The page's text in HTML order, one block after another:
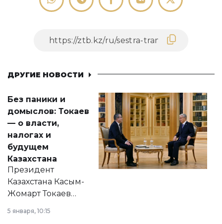
ДРУГИЕ НОВОСТИ
Без паники и
домыслов: Токаев
— о власти,
налогах и
будущем
Казахстана
Президент
Казахстана Касым-
Жомарт Токаев
сразу несколько
5 января, 10:15